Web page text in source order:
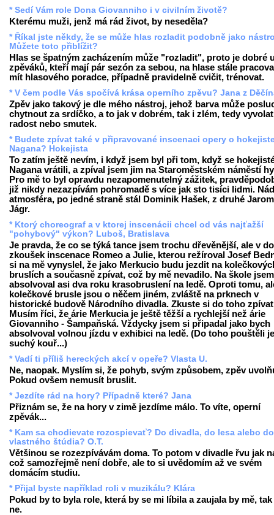
* Sedí Vám role Dona Giovanniho i v civilním životě?
Kterému muži, jenž má rád život, by neseděla?
* Říkal jste někdy, že se může hlas rozladit podobně jako
Můžete toto přiblížit?
Hlas se špatným zacházením může "rozladit", proto je dobré
zpěváků, kteří mají pár sezón za sebou, na hlase stále
mít hlasového poradce, případně pravidelně cvičit, trénovat.
* V čem podle Vás spočívá krása operního zpěvu? Jana z
Zpěv jako takový je dle mého nástroj, jehož barva může
chytnout za srdíčko, a to jak v dobrém, tak i zlém, tedy vyvolat
radost nebo smutek.
* Budete zpívat také v připravované inscenaci opery o
Nagana? Hokejista
To zatím ještě nevím, i když jsem byl při tom, když se
Nagana vrátili, a zpíval jsem jim na Staroměstském náměstí
Pro mě to byl opravdu nezapomenutelný zážitek,
již nikdy nezazpívám pohromadě s více jak sto tisíci lidmi.
atmosféra, po jedné straně stál Dominik Hašek, z druhé
Jágr.
* Ktorý choreograf a v ktorej inscenácii chcel od vás najťažší
"pohybový" výkon? Luboš, Bratislava
Je pravda, že co se týká tance jsem trochu dřevěnější, ale v
zkoušek inscenace Romeo a Julie, kterou režíroval Josef
si na mě vynyslel, že jako Merkucio budu jezdit na
bruslích a současně zpívat, což by mě nevadilo. Na škole jsem
absolvoval asi dva roku krasobruslení na ledě. Oproti tomu,
kolečkové brusle jsou o něčem jiném, zvláště na prknech v
historické budově Národního divadla. Zkuste si do toho
Musím říci, že árie Merkucia je ještě těžší a rychlejší než árie
Giovanniho - Šampaňská. Vždycky jsem si připadal jako bych
absolvoval volnou jízdu v exhibici na ledě. (Do toho pouštěli
suchý kouř...)
* Vadí ti příliš hereckých akcí v opeře? Vlasta U.
Ne, naopak. Myslím si, že pohyb, svým způsobem, zpěv
Pokud ovšem nemusít bruslit.
* Jezdíte rád na hory? Případně které? Jana
Přiznám se, že na hory v zimě jezdíme málo. To víte, operní
zpěvák...
* Kam sa chodievate rozospievať? Do divadla, do lesa alebo do
vlastného štúdia? O.T.
Většinou se rozezpívávám doma. To potom v divadle řvu jak
což samozřejmě není dobře, ale to si uvědomím až ve svém
domácím studiu.
* Přijal byste například roli v muzikálu? Klára
Pokud by to byla role, která by se mi líbila a zaujala by mě,
ne.